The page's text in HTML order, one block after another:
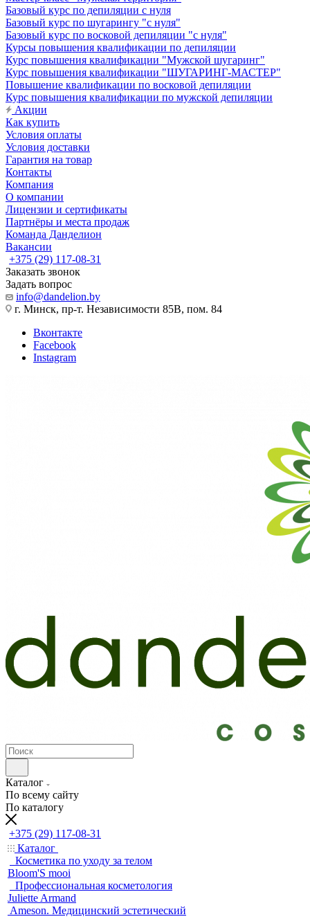
Базовый курс по депиляции с нуля
Базовый курс по шугарингу "с нуля"
Базовый курс по восковой депиляции "с нуля"
Курсы повышения квалификации по депиляции
Курс повышения квалификации "Мужской шугаринг"
Курс повышения квалификации "ШУГАРИНГ-МАСТЕР"
Повышение квалификации по восковой депиляции
Курс повышения квалификации по мужской депиляции
Акции
Как купить
Условия оплаты
Условия доставки
Гарантия на товар
Контакты
Компания
О компании
Лицензии и сертификаты
Партнёры и места продаж
Команда Данделион
Вакансии
+375 (29) 117-08-31
Заказать звонок
Задать вопрос
info@dandelion.by
г. Минск, пр-т. Независимости 85В, пом. 84
Вконтакте
Facebook
Instagram
Каталог
По всему сайту
По каталогу
+375 (29) 117-08-31
Каталог
Косметика по уходу за телом
Bloom'S mooi
Профессиональная косметология
Juliette Armand
Ameson. Медицинский эстетический